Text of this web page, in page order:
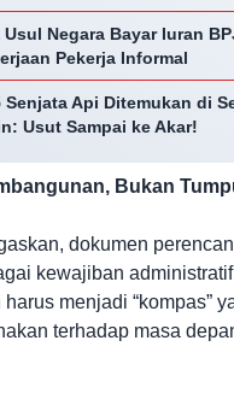
Negara Bayar Iuran
Pekerja Informal
Senjata Api Ditemukan di
Usut Sampai ke Akar!
Bukan
dokumen
kewajiban
menjadi “kompas”
terhadap masa